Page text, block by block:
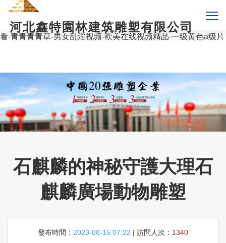
爱爱综合网-波多野结衣影片-岛国av网站-无码国产精品一区二区
高潮-艳母在线视频-婷婷视频在线观看-第一色影院-天堂v在线观
看-国产成人无码精品久久二区三-亚拍一区-草莓视频黄色在线观
看-青青青青草-男女乱淫视频-欧美在线视频精品-一级黄色a级片
河北鑫特園林建筑雕塑有限公司
石麒麟的神秘守護大理石
麒麟廣場動物雕塑
發布時間： 2023-08-15 07:22 | 訪問人次： 1340